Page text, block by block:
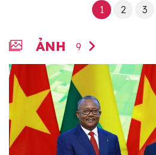
1 2 3
ẢNH 9